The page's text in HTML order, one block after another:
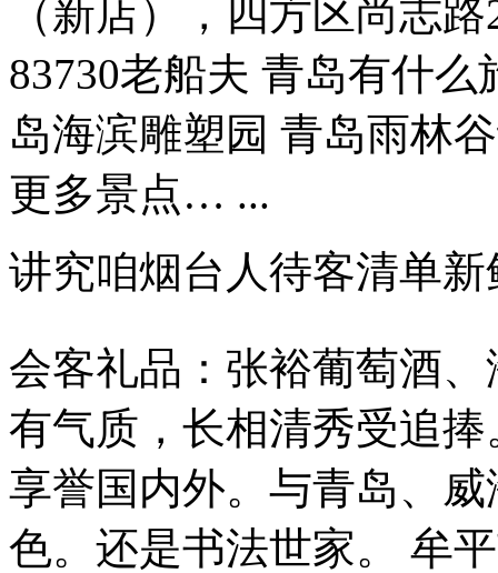
（新店），四方区尚志
83730老船夫 青岛有什
岛海滨雕塑园 青岛雨林
更多景点… ...
讲究咱烟台人待客清单
会客礼品：张裕葡萄酒
有气质，长相清秀受追
享誉国内外。与青岛、
色。还是书法世家。 牟